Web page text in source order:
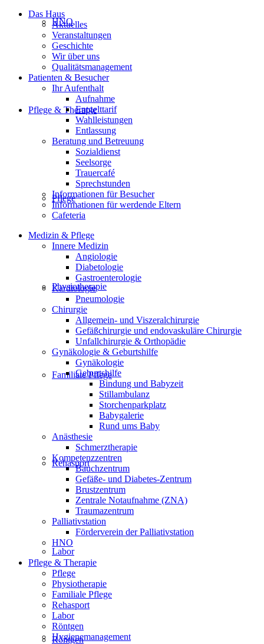
HNO
Pflege & Therapie
Pflege
Physiotherapie
Familiale Pflege
Rehasport
Labor
Röntgen
Das Haus
Aktuelles
Veranstaltungen
Geschichte
Wir über uns
Qualitätsmanagement
Patienten & Besucher
Ihr Aufenthalt
Aufnahme
Entgelttarif
Wahlleistungen
Entlassung
Beratung und Betreuung
Sozialdienst
Seelsorge
Trauercafé
Sprechstunden
Informationen für Besucher
Informationen für werdende Eltern
Cafeteria
Medizin & Pflege
Innere Medizin
Angiologie
Diabetologie
Gastroenterologie
Kardiologie
Pneumologie
Chirurgie
Allgemein- und Viszeralchirurgie
Gefäßchirurgie und endovaskuläre Chirurgie
Unfallchirurgie & Orthopädie
Gynäkologie & Geburtshilfe
Gynäkologie
Geburtshilfe
Bindung und Babyzeit
Stillambulanz
Storchenparkplatz
Babygalerie
Rund ums Baby
Anästhesie
Schmerztherapie
Kompetenzzentren
Bauchzentrum
Gefäße- und Diabetes-Zentrum
Brustzentrum
Zentrale Notaufnahme (ZNA)
Traumazentrum
Palliativstation
Förderverein der Palliativstation
HNO
Pflege & Therapie
Pflege
Physiotherapie
Familiale Pflege
Rehasport
Labor
Röntgen
Hygienemanagement